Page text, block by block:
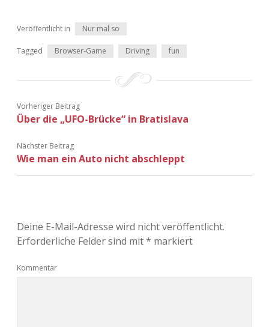
Veröffentlicht in Nur mal so
Tagged Browser-Game Driving fun
Vorheriger Beitrag
Über die „UFO-Brücke“ in Bratislava
Nächster Beitrag
Wie man ein Auto nicht abschleppt
Deine E-Mail-Adresse wird nicht veröffentlicht.
Erforderliche Felder sind mit* markiert
Kommentar